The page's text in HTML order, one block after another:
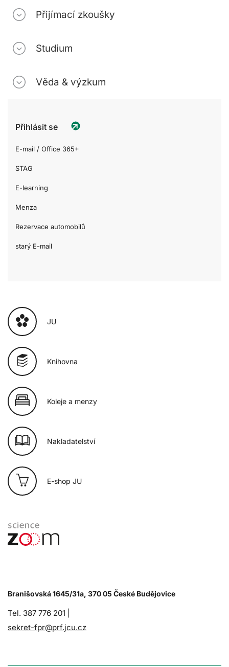
Přijímací zkoušky
Studium
Věda & výzkum
Přihlásit se
E-mail / Office 365+
STAG
E-learning
Menza
Rezervace automobilů
starý E-mail
JU
Knihovna
Koleje a menzy
Nakladatelství
E-shop JU
Branišovská 1645/31a, 370 05 České Budějovice
Tel. 387 776 201 |
sekret-fpr@prf.jcu.cz